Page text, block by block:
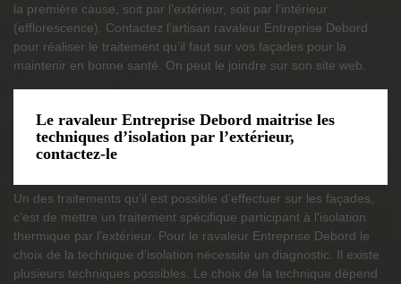
la première cause, soit par l’extérieur, soit par l’intérieur
(efflorescence). Contactez l’artisan ravaleur Entreprise Debord
pour réaliser le traitement qu’il faut sur vos façades pour la
maintenir en bonne santé. On peut le joindre sur son site web.
Le ravaleur Entreprise Debord maitrise les
techniques d’isolation par l’extérieur,
contactez-le
Un des traitements qu’il est possible d’effectuer sur les façades,
c’est de mettre un traitement spécifique participant à l’isolation
thermique par l’extérieur. Pour le ravaleur Entreprise Debord le
choix de la technique d’isolation nécessite un diagnostic. Il existe
plusieurs techniques possibles. Le choix de la technique dépend